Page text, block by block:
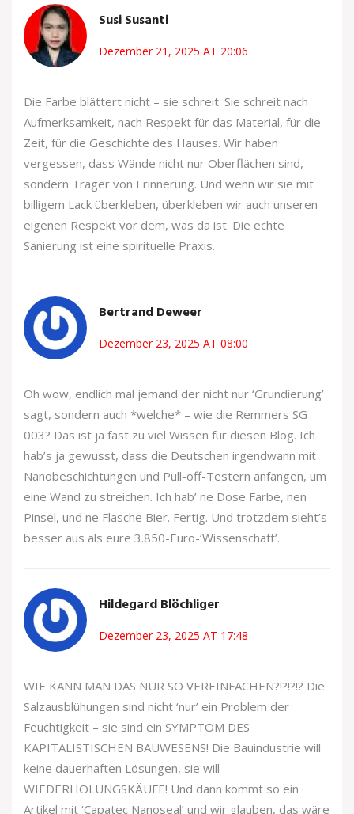
Susi Susanti
Dezember 21, 2025 AT 20:06
Die Farbe blättert nicht – sie schreit. Sie schreit nach
Aufmerksamkeit, nach Respekt für das Material, für die
Zeit, für die Geschichte des Hauses. Wir haben
vergessen, dass Wände nicht nur Oberflächen sind,
sondern Träger von Erinnerung. Und wenn wir sie mit
billigem Lack überkleben, überkleben wir auch unseren
eigenen Respekt vor dem, was da ist. Die echte
Sanierung ist eine spirituelle Praxis.
Bertrand Deweer
Dezember 23, 2025 AT 08:00
Oh wow, endlich mal jemand der nicht nur ‘Grundierung’
sagt, sondern auch *welche* – wie die Remmers SG
003? Das ist ja fast zu viel Wissen für diesen Blog. Ich
hab’s ja gewusst, dass die Deutschen irgendwann mit
Nanobeschichtungen und Pull-off-Testern anfangen, um
eine Wand zu streichen. Ich hab’ ne Dose Farbe, nen
Pinsel, und ne Flasche Bier. Fertig. Und trotzdem sieht’s
besser aus als eure 3.850-Euro-‘Wissenschaft’.
Hildegard Blöchliger
Dezember 23, 2025 AT 17:48
WIE KANN MAN DAS NUR SO VEREINFACHEN?!?!?!? Die
Salzausblühungen sind nicht ‘nur’ ein Problem der
Feuchtigkeit – sie sind ein SYMPTOM DES
KAPITALISTISCHEN BAUWESENS! Die Bauindustrie will
keine dauerhaften Lösungen, sie will
WIEDERHOLUNGSKÄUFE! Und dann kommt so ein
Artikel mit ‘Capatec Nanoseal’ und wir glauben, das wäre